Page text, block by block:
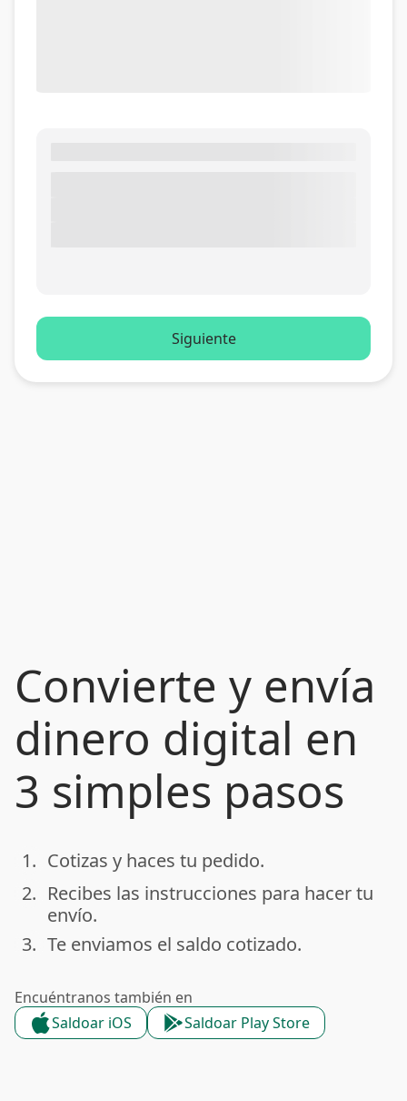
Convierte y envía
dinero digital en
3 simples pasos
done
1. Cotizas y haces tu pedido.
done
2. Recibes las instrucciones para hacer tu
envío.
done
3. Te enviamos el saldo cotizado.
Encuéntranos también en
Saldoar iOS
Saldoar Play Store
Siguiente